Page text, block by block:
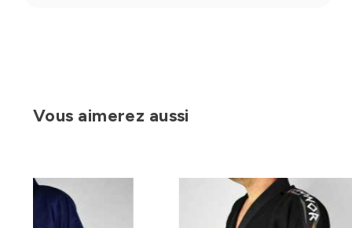
Vous aimerez aussi